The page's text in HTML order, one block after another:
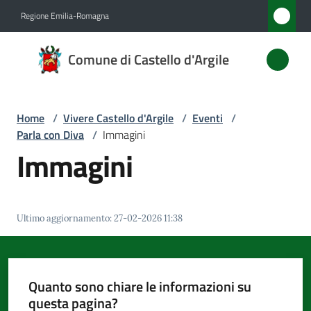
Regione Emilia-Romagna
Comune di Castello d'Argile
Comune
di
d'Argile
Amministrazione
Vivere
Castello
Home / Vivere Castello d'Argile / Eventi /
Parla con Diva / Immagini
Immagini
Ultimo aggiornamento:27-02-2026 11:38
Quanto sono chiare le informazioni su
questa pagina?